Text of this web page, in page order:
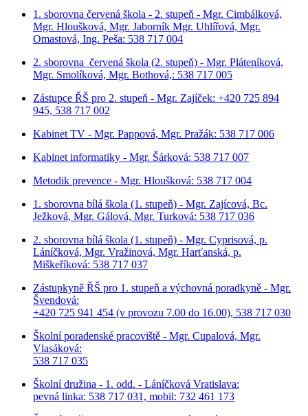
1. sborovna červená škola - 2. stupeň - Mgr. Cimbálková,
Mgr. Hloušková, Mgr. Jaborník Mgr. Uhlířová, Mgr.
Omastová, Ing. Peša: 538 717 004
2. sborovna červená škola (2. stupeň) - Mgr. Pláteníková,
Mgr. Smolíková, Mgr. Bothová,: 538 717 005
Zástupce ŘŠ pro 2. stupeň - Mgr. Zajíček: +420 725 894
945, 538 717 002
Kabinet TV - Mgr. Pappová, Mgr. Pražák: 538 717 006
Kabinet informatiky - Mgr. Šárková: 538 717 007
Metodik prevence - Mgr. Hloušková: 538 717 004
1. sborovna bílá škola (1. stupeň) - Mgr. Zajícová, Bc.
Ježková, Mgr. Gálová, Mgr. Turková: 538 717 036
2. sborovna bílá škola (1. stupeň) - Mgr. Cyprisová, p.
Láníčková, Mgr. Vražinová, Mgr. Harťanská, p.
Miškeříková: 538 717 037
Zástupkyně ŘŠ pro 1. stupeň a výchovná poradkyně - Mgr.
Švendová:
+420 725 941 454 (v provozu 7.00 do 16.00), 538 717 030
Školní poradenské pracoviště - Mgr. Cupalová, Mgr.
Vlasáková:
538 717 035
Školní družina - 1. odd. - Láníčková Vratislava:
pevná linka: 538 717 031, mobil: 732 461 173